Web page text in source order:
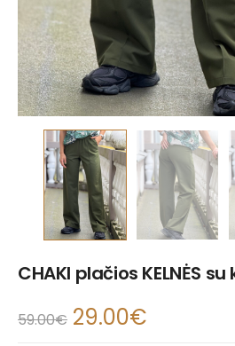
CHAKI plačios KELNĖS
59.00€ 29.00€